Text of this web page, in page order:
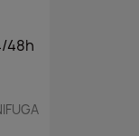
48h